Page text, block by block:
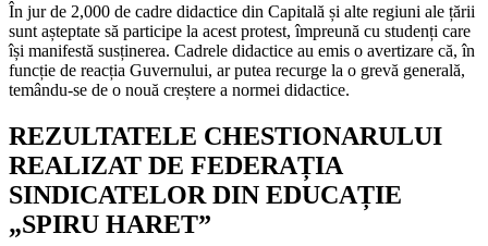
În jur de 2,000 de cadre didactice din Capitală și alte regiuni ale țării
sunt așteptate să participe la acest protest, împreună cu studenți care
își manifestă susținerea. Cadrele didactice au emis o avertizare că, în
funcție de reacția Guvernului, ar putea recurge la o grevă generală,
temându-se de o nouă creștere a normei didactice.
REZULTATELE CHESTIONARULUI
REALIZAT DE FEDERAȚIA
SINDICATELOR DIN EDUCAȚIE
„SPIRU HARET”